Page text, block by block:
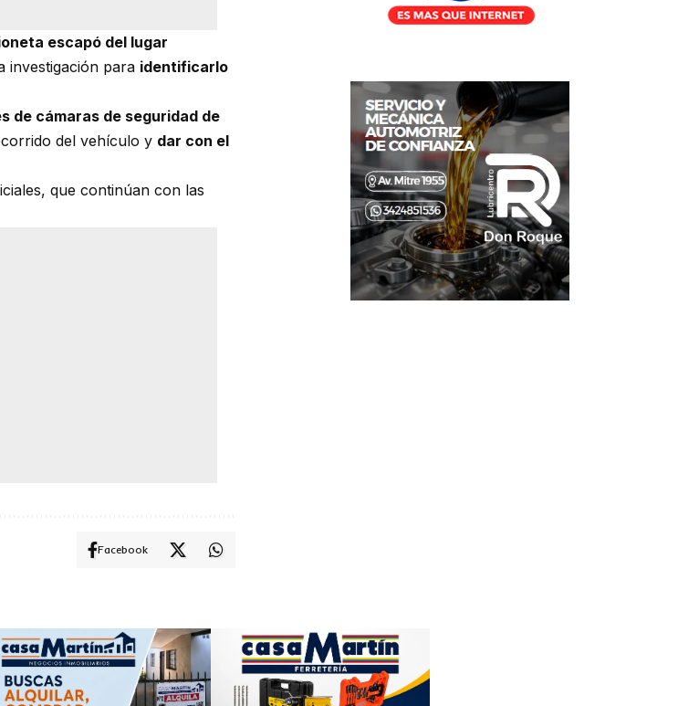
escapó del lugar
investigación para identificarlo
de cámaras de seguridad de
del vehículo y dar con el
que continúan con las
Facebook